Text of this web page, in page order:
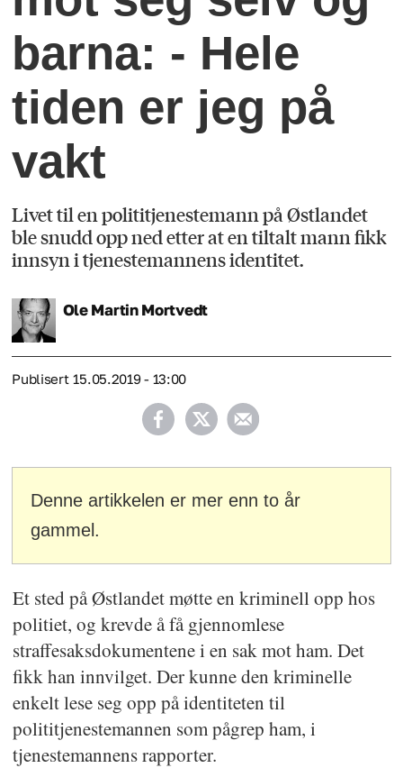
barna: - Hele
tiden er jeg på
vakt
Livet til en polititjenestemann på Østlandet
ble snudd opp ned etter at en tiltalt mann fikk
innsyn i tjenestemannens identitet.
Ole Martin Mortvedt
Publisert 15.05.2019 - 13:00
Denne artikkelen er mer enn to år
gammel.
Et sted på Østlandet møtte en kriminell opp hos
politiet, og krevde å få gjennomlese
straffesaksdokumentene i en sak mot ham. Det
fikk han innvilget. Der kunne den kriminelle
enkelt lese seg opp på identiteten til
polititjenestemannen som pågrep ham, i
tjenestemannens rapporter.